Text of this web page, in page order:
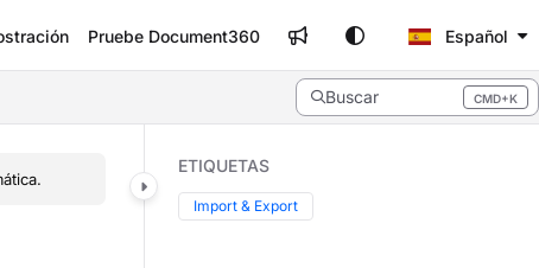
Pruebe Document360 Español
Buscar CMD+K
Press CMD+K to open search
ETIQUETAS
Import & Export